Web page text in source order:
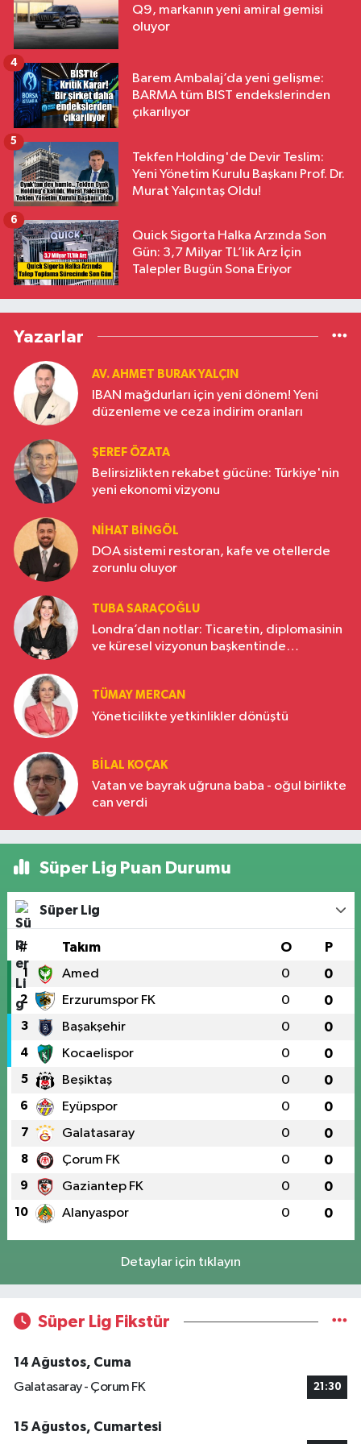
Q9, markanın yeni amiral gemisi
oluyor
Barem Ambalaj’da yeni gelişme:
BARMA tüm BIST endekslerinden
çıkarılıyor
4
Tekfen Holding'de Devir Teslim:
Yeni Yönetim Kurulu Başkanı Prof. Dr.
Murat Yalçıntaş Oldu!
5
Quick Sigorta Halka Arzında Son
Gün: 3,7 Milyar TL’lik Arz İçin
Talepler Bugün Sona Eriyor
6
Yazarlar
AV. AHMET BURAK YALÇIN
IBAN mağdurları için yeni dönem! Yeni
düzenleme ve ceza indirim oranları
ŞEREF ÖZATA
Belirsizlikten rekabet gücüne: Türkiye'nin
yeni ekonomi vizyonu
NIHAT BINGÖL
DOA sistemi restoran, kafe ve otellerde
zorunlu oluyor
TUBA SARAÇOĞLU
Londra’dan notlar: Ticaretin, diplomasinin
ve küresel vizyonun başkentinde
TÜMAY MERCAN
Yöneticilikte yetkinlikler dönüştü
BILAL KOÇAK
Vatan ve bayrak uğruna baba - oğul birlikte
can verdi
Süper Lig Puan Durumu
Süper Lig
# Takım O P
1 Amed 0 0
2 Erzurumspor FK 0 0
3 Başakşehir 0 0
4 Kocaelispor 0 0
5 Beşiktaş 0 0
6 Eyüpspor 0 0
7 Galatasaray 0 0
8 Çorum FK 0 0
9 Gaziantep FK 0 0
10 Alanyaspor 0 0
Detaylar için tıklayın
Süper Lig Fikstür
14 Ağustos, Cuma
Galatasaray - Çorum FK
21:30
15 Ağustos, Cumartesi